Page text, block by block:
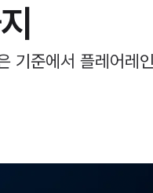
기준에서 플레어레